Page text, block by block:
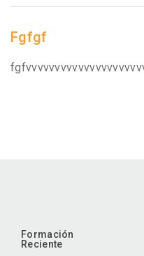
Fgfgf
Formación
Reciente